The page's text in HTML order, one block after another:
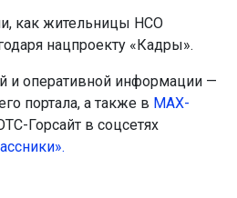
как жительницы НСО
нацпроекту «Кадры».
и оперативной информации —
портала, а также в МАХ-
Горсайт в соцсетях